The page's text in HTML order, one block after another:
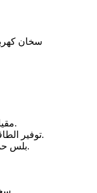
مقياس لدرجة الحرارة.
توفير الطاقة مطلي بالايناميل.
2 بلس حماية ضد الرطوبة.